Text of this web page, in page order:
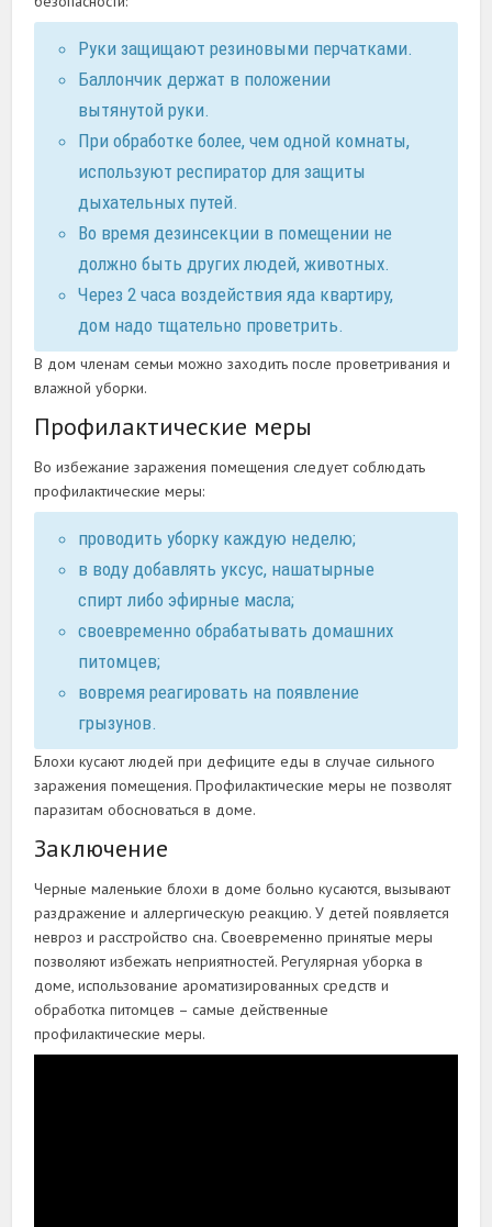
Руки защищают резиновыми перчатками.
Баллончик держат в положении
вытянутой руки.
При обработке более, чем одной комнаты,
используют респиратор для защиты
дыхательных путей.
Во время дезинсекции в помещении не
должно быть других людей, животных.
Через 2 часа воздействия яда квартиру,
дом надо тщательно проветрить.
В дом членам семьи можно заходить после проветривания и
влажной уборки.
Профилактические меры
Во избежание заражения помещения следует соблюдать
профилактические меры:
проводить уборку каждую неделю;
в воду добавлять уксус, нашатырные
спирт либо эфирные масла;
своевременно обрабатывать домашних
питомцев;
вовремя реагировать на появление
грызунов.
Блохи кусают людей при дефиците еды в случае сильного
заражения помещения. Профилактические меры не позволят
паразитам обосноваться в доме.
Заключение
Черные маленькие блохи в доме больно кусаются, вызывают
раздражение и аллергическую реакцию. У детей появляется
невроз и расстройство сна. Своевременно принятые меры
позволяют избежать неприятностей. Регулярная уборка в
доме, использование ароматизированных средств и
обработка питомцев – самые действенные
профилактические меры.